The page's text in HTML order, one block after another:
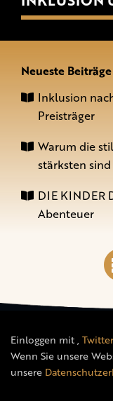
Neueste Beiträge
Inklusion
Preisträger
Warum die
stärksten sind
DIE KINDER
Abenteuer
Einloggen mit, Twitter
Wenn Sie unsere
unsere